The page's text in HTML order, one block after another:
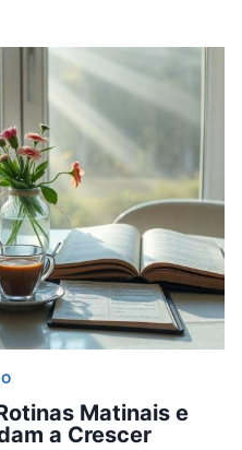
Matinais e
a Crescer